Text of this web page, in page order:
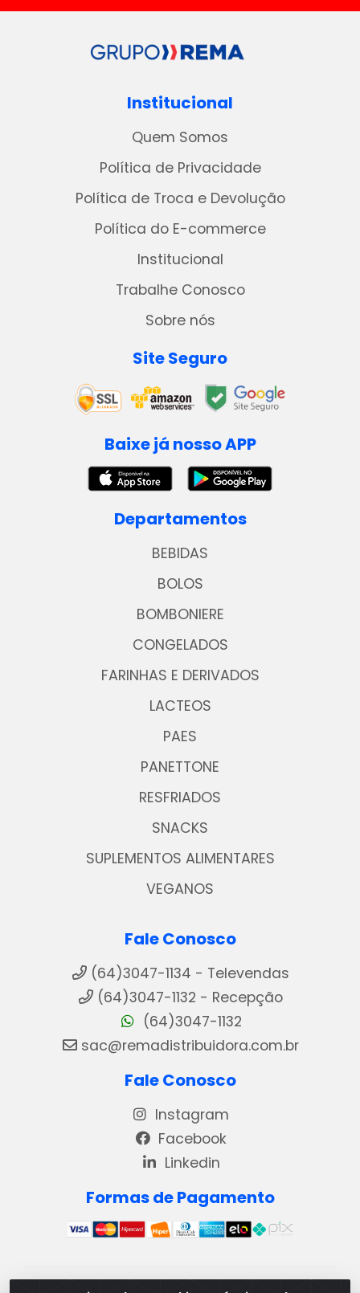
Institucional
Quem Somos
Política de Privacidade
Política de Troca e Devolução
Política do E-commerce
Institucional
Trabalhe Conosco
Sobre nós
Site Seguro
Baixe já nosso APP
Departamentos
BEBIDAS
BOLOS
BOMBONIERE
CONGELADOS
FARINHAS E DERIVADOS
LACTEOS
PAES
PANETTONE
RESFRIADOS
SNACKS
SUPLEMENTOS ALIMENTARES
VEGANOS
Fale Conosco
(64)3047-1134 - Televendas
(64)3047-1132 - Recepção
(64)3047-1132
sac@remadistribuidora.com.br
Fale Conosco
Instagram
Facebook
Linkedin
Formas de Pagamento